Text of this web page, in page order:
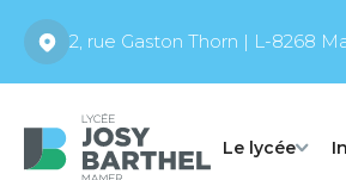
2, rue Gaston Thorn | L-8268
Le lycée